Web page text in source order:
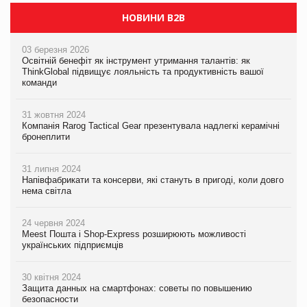
НОВИНИ B2B
03 березня 2026
Освітній бенефіт як інструмент утримання талантів: як
ThinkGlobal підвищує лояльність та продуктивність вашої
команди
31 жовтня 2024
Компанія Rarog Tactical Gear презентувала надлегкі керамічні
бронеплити
31 липня 2024
Напівфабрикати та консерви, які стануть в пригоді, коли довго
нема світла
24 червня 2024
Meest Пошта і Shop-Express розширюють можливості
українських підприємців
30 квітня 2024
Защита данных на смартфонах: советы по повышению
безопасности